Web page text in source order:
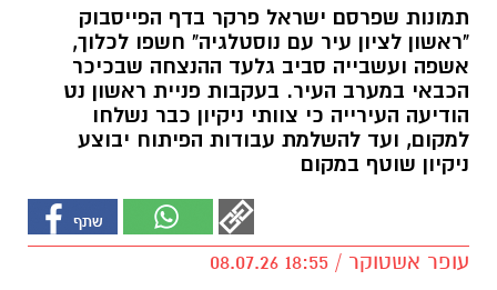
תמונות שפרסם ישראל פרקר בדף הפייסבוק
"ראשון לציון עיר עם נוסטלגיה" חשפו לכלוך,
אשפה ועשבייה סביב גלעד ההנצחה שבכיכר
הכבאי במערב העיר. בעקבות פניית ראשון נט
הודיעה העירייה כי צוותי ניקיון כבר נשלחו
למקום, ועד להשלמת עבודות הפיתוח יבוצע
ניקיון שוטף במקום
עופר אשטוקר / 18:55 08.07.26